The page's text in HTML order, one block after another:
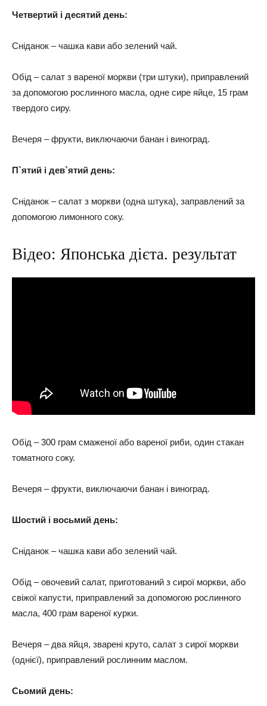
Четвертий і десятий день:
Сніданок – чашка кави або зелений чай.
Обід – салат з вареної моркви (три штуки), приправлений
за допомогою рослинного масла, одне сире яйце, 15 грам
твердого сиру.
Вечеря – фрукти, виключаючи банан і виноград.
П`ятий і дев`ятий день:
Сніданок – салат з моркви (одна штука), заправлений за
допомогою лимонного соку.
Відео: Японська дієта. результат
Обід – 300 грам смаженої або вареної риби, один стакан
томатного соку.
Вечеря – фрукти, виключаючи банан і виноград.
Шостий і восьмий день:
Сніданок – чашка кави або зелений чай.
Обід – овочевий салат, приготований з сирої моркви, або
свіжої капусти, приправлений за допомогою рослинного
масла, 400 грам вареної курки.
Вечеря – два яйця, зварені круто, салат з сирої моркви
(однієї), приправлений рослинним маслом.
Сьомий день: